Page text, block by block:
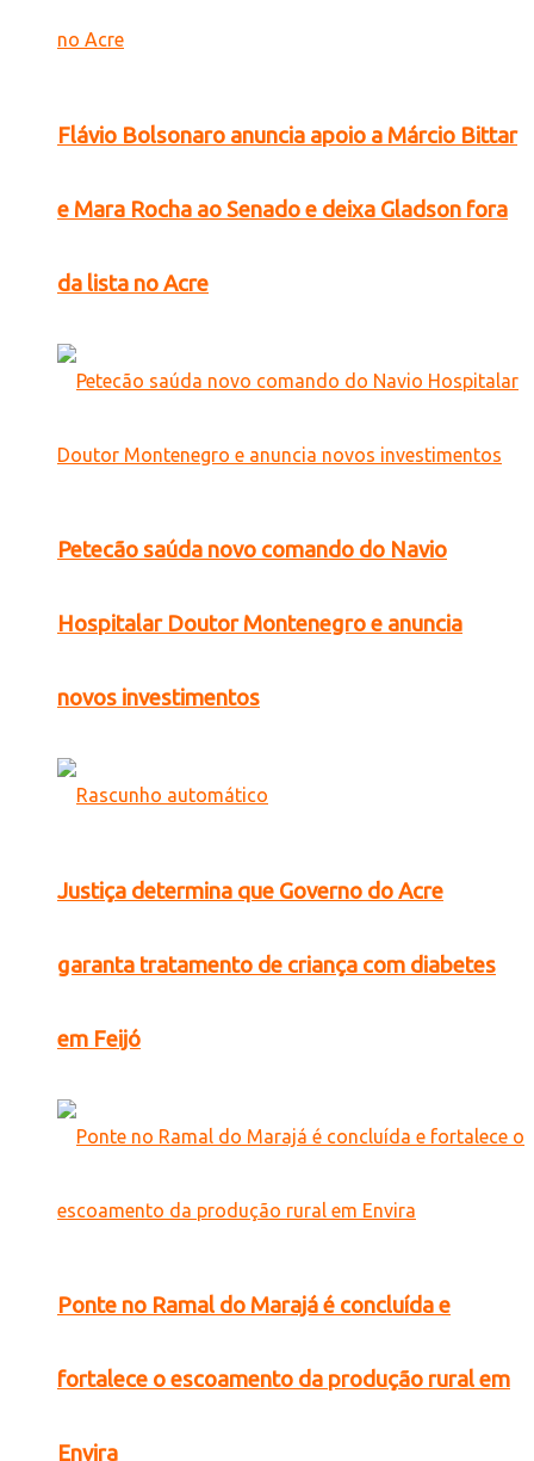
Flávio Bolsonaro anuncia apoio a Márcio Bittar
e Mara Rocha ao Senado e deixa Gladson fora
da lista no Acre
Petecão saúda novo comando do Navio
Hospitalar Doutor Montenegro e anuncia
novos investimentos
Justiça determina que Governo do Acre
garanta tratamento de criança com diabetes
em Feijó
Ponte no Ramal do Marajá é concluída e
fortalece o escoamento da produção rural em
Envira